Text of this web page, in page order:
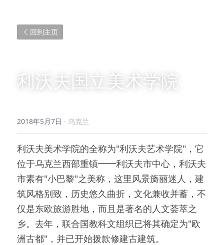
回到主页
利沃夫国立美术学院
2018年5月7日 · 乌克兰
利沃夫美术学院的全称为"利沃夫艺术学院"，它
位于乌克兰西部重镇━━利沃夫市中心，利沃夫
市素有"小巴黎"之美称，这里风景旖丽迷人，建
筑风格别致，历史悠久曲折，文化兼收并蓄，不
仅是东欧旅游胜地，而且是著名的人文荟萃之
乡。去年，联合国教科文组织已将其确定为"欧
洲古都"，并已开始拨款修建古建筑。